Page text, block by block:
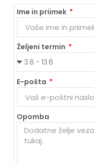
Ime in priimek
Željeni termin
E-pošta
Opomba